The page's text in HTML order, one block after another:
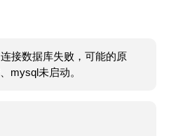
接数据库失败，可能的原
mysql未启动。